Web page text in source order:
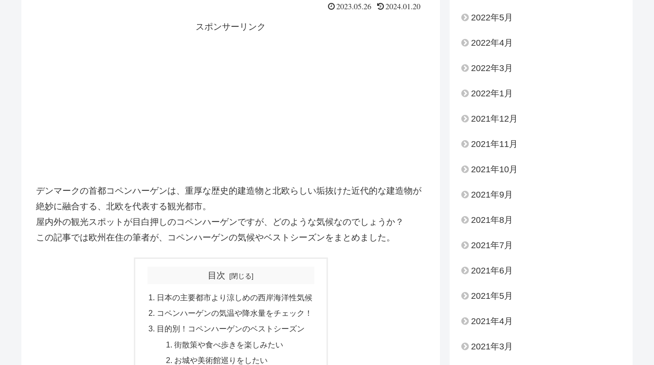
2023.05.26 2024.01.20
スポンサーリンク
デンマークの首都コペンハーゲンは、重厚な歴史的建造物と北欧らしい垢抜けた近代的な建造物が
絶妙に融合する、北欧を代表する観光都市。
屋内外の観光スポットが目白押しのコペンハーゲンですが、どのような気候なのでしょうか？
この記事では欧州在住の筆者が、コペンハーゲンの気候やベストシーズンをまとめました。
目次
日本の主要都市より涼しめの西岸海洋性気候
コペンハーゲンの気温や降水量をチェック！
目的別！コペンハーゲンのベストシーズン
街散策や食べ歩きを楽しみたい
お城や美術館巡りをしたい
2022年5月
2022年4月
2022年3月
2022年1月
2021年12月
2021年11月
2021年10月
2021年9月
2021年8月
2021年7月
2021年6月
2021年5月
2021年4月
2021年3月